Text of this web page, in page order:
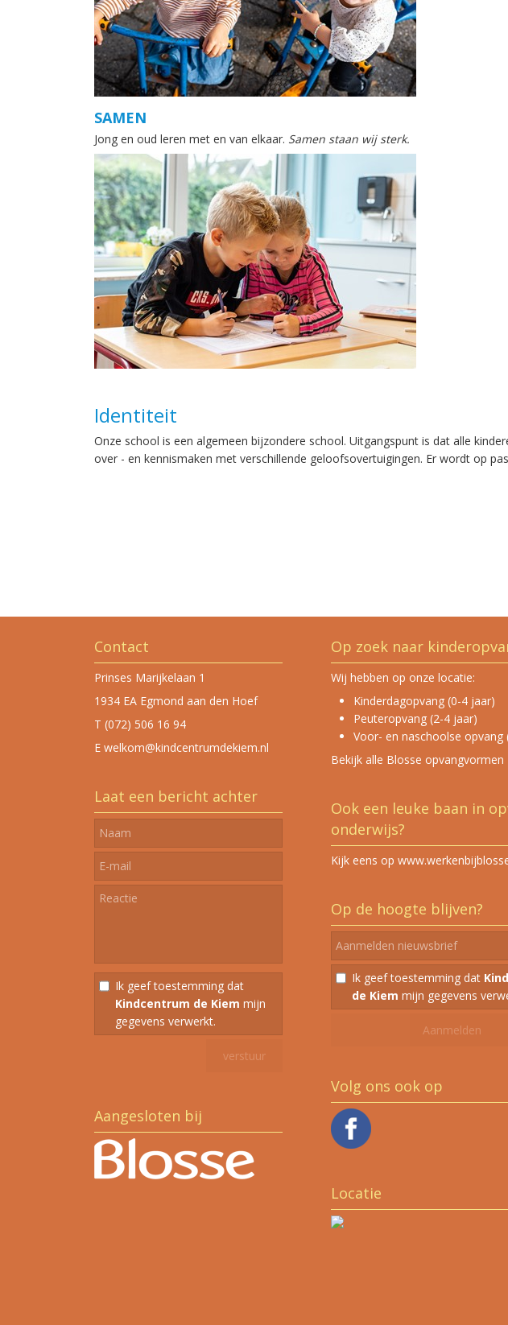
SAMEN
Jong en oud leren met en van elkaar. Samen staan wij sterk.
Identiteit
Onze school is een algemeen bijzondere school. Uitgangspunt is dat alle
over - en kennismaken met verschillende geloofsovertuigingen. Er wordt op
Contact
Prinses Marijkelaan 1
1934 EA Egmond aan den Hoef
T (072) 506 16 94‬
E welkom@kindcentrumdekiem.nl
Laat een bericht achter
Ik geef toestemming dat
Kindcentrum de Kiem mijn
gegevens verwerkt.
Aangesloten bij
Op zoek naar
Wij hebben op onze locatie:
Kinderdagopvang (0-4 jaar)
Peuteropvang (2-4 jaar)
Voor- en naschoolse opvang
Bekijk alle Blosse opvangvormen
Ook een leuke baan in
onderwijs?
Kijk eens op
Op de hoogte blijven?
Ik geef toestemming dat
de Kiem mijn gegevens
Volg ons ook op
Locatie